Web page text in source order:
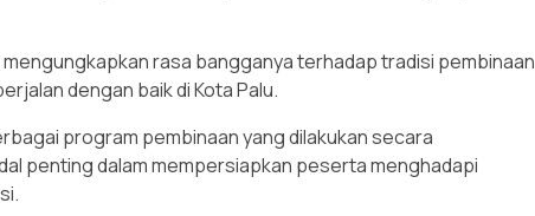
mengungkapkan rasa bangganya terhadap tradisi pembinaan
dengan baik di Kota Palu.
program pembinaan yang dilakukan secara
penting dalam mempersiapkan peserta menghadapi